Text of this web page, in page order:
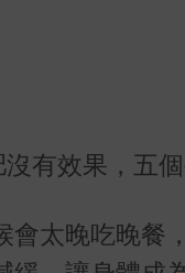
會太晚吃晚餐